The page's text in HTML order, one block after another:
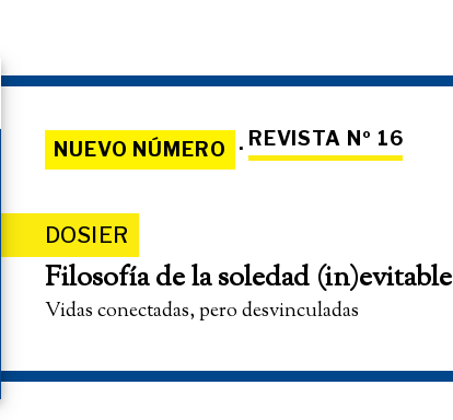
NUEVO NÚMERO · REVISTA Nº 16
DOSIER
Filosofía de la soledad (in)evitable
Vidas conectadas, pero desvinculadas